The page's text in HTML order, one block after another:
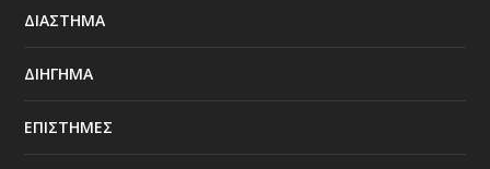
ΔΙΑΣΤΗΜΑ
ΔΙΗΓΗΜΑ
ΕΠΙΣΤΗΜΕΣ